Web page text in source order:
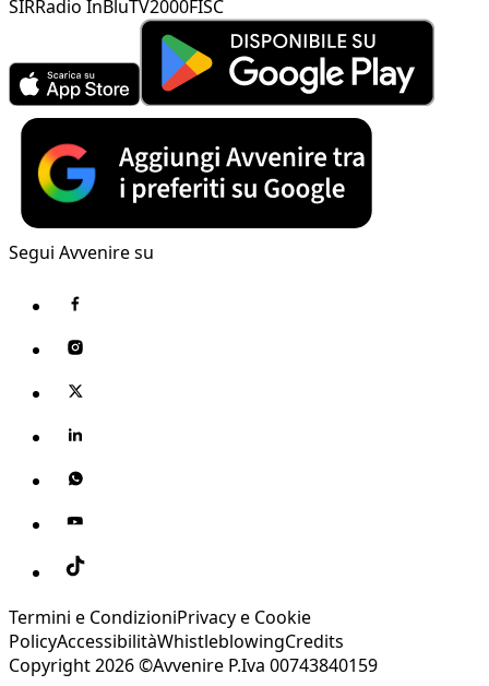
SIRRadio InBluTV2000FISC
Segui Avvenire su
Termini e CondizioniPrivacy e Cookie
PolicyAccessibilitàWhistleblowingCredits
Copyright 2026 ©Avvenire P.Iva 00743840159